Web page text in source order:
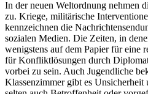
In der neuen Weltordnung nehmen
zu. Kriege, militärische
kennzeichnen die
sozialen Medien. Die Zeiten, in
wenigstens auf dem Papier für eine
für Konfliktlösungen durch
vorbei zu sein. Auch Jugendliche
Klassenzimmer gibt es Unsicherheit